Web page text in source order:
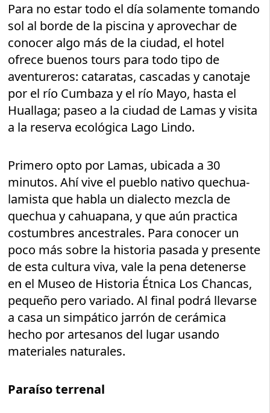
Para no estar todo el día solamente tomando
sol al borde de la piscina y aprovechar de
conocer algo más de la ciudad, el hotel
ofrece buenos tours para todo tipo de
aventureros: cataratas, cascadas y canotaje
por el río Cumbaza y el río Mayo, hasta el
Huallaga; paseo a la ciudad de Lamas y visita
a la reserva ecológica Lago Lindo.
Primero opto por Lamas, ubicada a 30
minutos. Ahí vive el pueblo nativo quechua-
lamista que habla un dialecto mezcla de
quechua y cahuapana, y que aún practica
costumbres ancestrales. Para conocer un
poco más sobre la historia pasada y presente
de esta cultura viva, vale la pena detenerse
en el Museo de Historia Étnica Los Chancas,
pequeño pero variado. Al final podrá llevarse
a casa un simpático jarrón de cerámica
hecho por artesanos del lugar usando
materiales naturales.
Paraíso terrenal